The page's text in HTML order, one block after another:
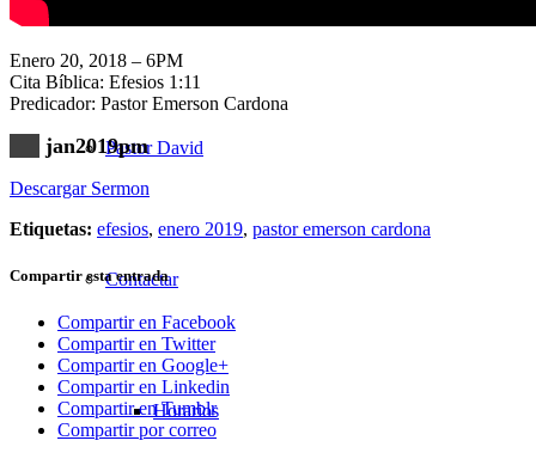
Pastor David
Contactar
Horarios
Enero 20, 2018 – 6PM
Cita Bíblica: Efesios 1:11
Predicador: Pastor Emerson Cardona
jan2019pm
Descargar Sermon
Etiquetas: efesios, enero 2019, pastor emerson cardona
Compartir esta entrada
Compartir en Facebook
Compartir en Twitter
Compartir en Google+
Compartir en Linkedin
Compartir en Tumblr
Compartir por correo